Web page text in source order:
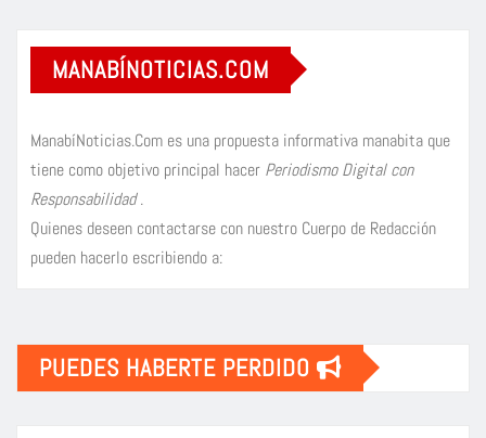
MANABÍNOTICIAS.COM
ManabíNoticias.Com es una propuesta informativa manabita que
tiene como objetivo principal hacer Periodismo Digital con
Responsabilidad.
Quienes deseen contactarse con nuestro Cuerpo de Redacción
pueden hacerlo escribiendo a:
PUEDES HABERTE PERDIDO